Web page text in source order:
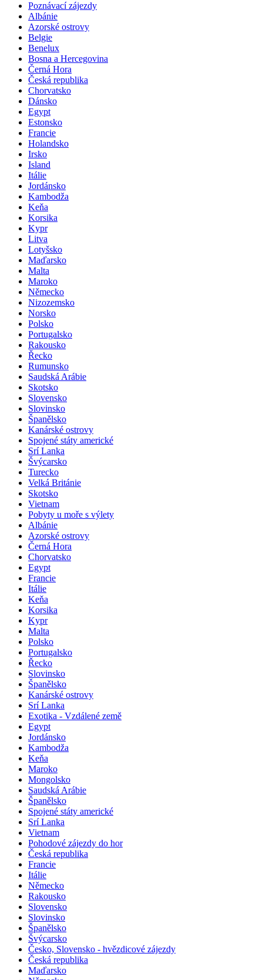
Poznávací zájezdy
Albánie
Azorské ostrovy
Belgie
Benelux
Bosna a Hercegovina
Černá Hora
Česká republika
Chorvatsko
Dánsko
Egypt
Estonsko
Francie
Holandsko
Irsko
Island
Itálie
Jordánsko
Kambodža
Keňa
Korsika
Kypr
Litva
Lotyšsko
Maďarsko
Malta
Maroko
Německo
Nizozemsko
Norsko
Polsko
Portugalsko
Rakousko
Řecko
Rumunsko
Saudská Arábie
Skotsko
Slovensko
Slovinsko
Španělsko
Kanárské ostrovy
Spojené státy americké
Srí Lanka
Švýcarsko
Turecko
Velká Británie
Skotsko
Vietnam
Pobyty u moře s výlety
Albánie
Azorské ostrovy
Černá Hora
Chorvatsko
Egypt
Francie
Itálie
Keňa
Korsika
Kypr
Malta
Polsko
Portugalsko
Řecko
Slovinsko
Španělsko
Kanárské ostrovy
Srí Lanka
Exotika - Vzdálené země
Egypt
Jordánsko
Kambodža
Keňa
Maroko
Mongolsko
Saudská Arábie
Španělsko
Spojené státy americké
Srí Lanka
Vietnam
Pohodové zájezdy do hor
Česká republika
Francie
Itálie
Německo
Rakousko
Slovensko
Slovinsko
Španělsko
Švýcarsko
Česko, Slovensko - hvězdicové zájezdy
Česká republika
Maďarsko